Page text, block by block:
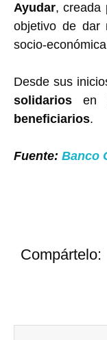
Ayudar, creada
objetivo de dar
socio-
Desde sus
solidarios en
beneficiarios.
Fuente: Banco
Compártelo: